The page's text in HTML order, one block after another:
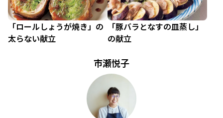
「ロールしょうが焼き」の
太らない献立
「豚バラとなすの皿蒸し」
の献立
市瀬悦子